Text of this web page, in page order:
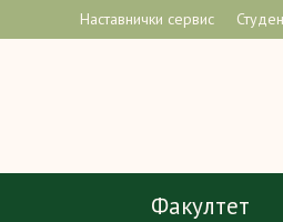
Наставнички сервис
Факултет